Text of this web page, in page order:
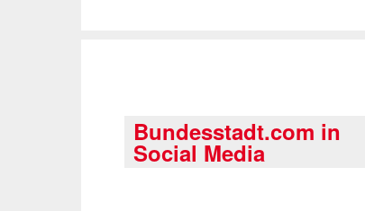
Bundesstadt.com in
Social Media